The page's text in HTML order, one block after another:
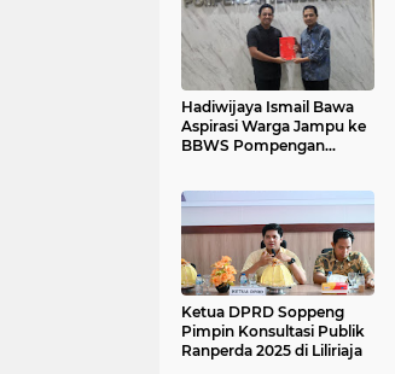
Hadiwijaya Ismail Bawa
Aspirasi Warga Jampu ke
BBWS Pompengan
Ketua DPRD Soppeng
Pimpin Konsultasi Publik
Ranperda 2025 di Liliriaja